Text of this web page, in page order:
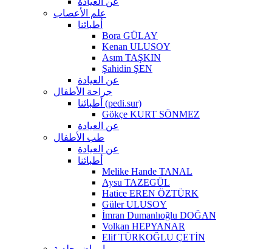
علم الأعصاب
أطبائنا
Bora GÜLAY
Kenan ULUSOY
Asım TAŞKIN
Şahidin ŞEN
عن العيادة
جراحة الأطفال
أطبائنا (pedi.sur)
Gökçe KURT SÖNMEZ
عن العيادة
طب الأطفال
عن العيادة
أطبائنا
Melike Hande TANAL
Aysu TAZEGÜL
Hatice EREN ÖZTÜRK
Güler ULUSOY
İmran Dumanlıoğlu DOĞAN
Volkan HEPYANAR
Elif TÜRKOĞLU ÇETİN